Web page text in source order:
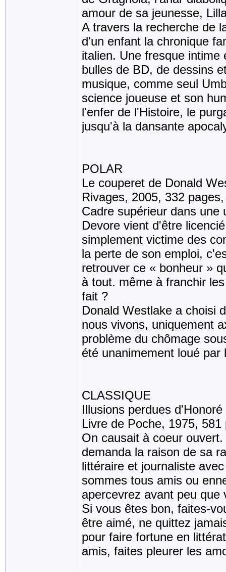
amour de sa jeunesse,
A travers la recherche de
d'un enfant la chronique
italien. Une fresque
bulles de BD, de dessins
musique, comme seul
science joueuse et son
l'enfer de l'Histoire, le
jusqu'à la dansante
POLAR
Le couperet de Donald
Rivages, 2005, 332
Cadre supérieur dans une
Devore vient d'être
simplement victime des
la perte de son emploi,
retrouver ce « bonheur »
à tout. même à franchir
fait ?
Donald Westlake a choisi
nous vivons, uniquement
problème du chômage
été unanimement loué par
CLASSIQUE
Illusions perdues
Livre de Poche, 1975,
On causait à coeur
demanda la raison de sa
littéraire et journaliste
sommes tous amis ou
apercevrez avant peu
Si vous êtes bon, faites-
être aimé, ne quittez
pour faire fortune en
amis, faites pleurer les